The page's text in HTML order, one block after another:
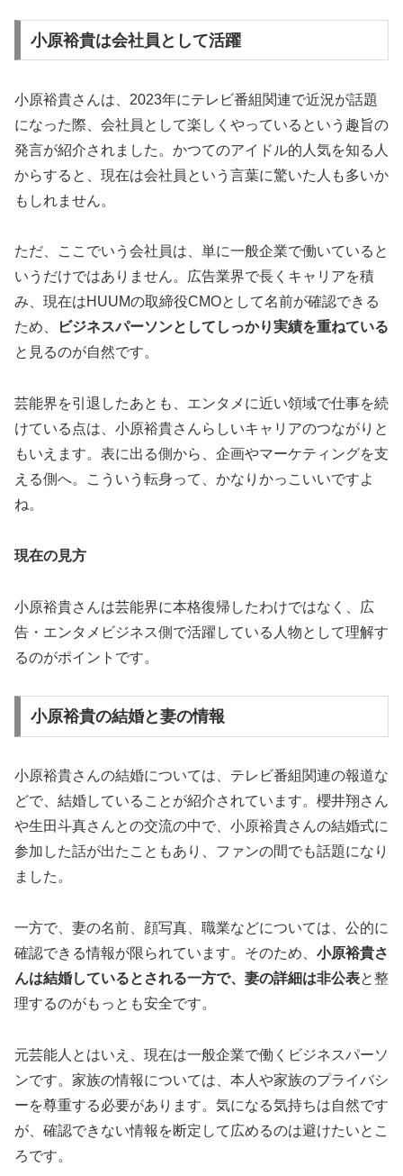
小原裕貴は会社員として活躍
小原裕貴さんは、2023年にテレビ番組関連で近況が話題
になった際、会社員として楽しくやっているという趣旨の
発言が紹介されました。かつてのアイドル的人気を知る人
からすると、現在は会社員という言葉に驚いた人も多いか
もしれません。
ただ、ここでいう会社員は、単に一般企業で働いていると
いうだけではありません。広告業界で長くキャリアを積
み、現在はHUUMの取締役CMOとして名前が確認できる
ため、
ビジネスパーソンとしてしっかり実績を重ねている
と見るのが自然です。
芸能界を引退したあとも、エンタメに近い領域で仕事を続
けている点は、小原裕貴さんらしいキャリアのつながりと
もいえます。表に出る側から、企画やマーケティングを支
える側へ。こういう転身って、かなりかっこいいですよ
ね。
現在の見方
小原裕貴さんは芸能界に本格復帰したわけではなく、広
告・エンタメビジネス側で活躍している人物として理解す
るのがポイントです。
小原裕貴の結婚と妻の情報
小原裕貴さんの結婚については、テレビ番組関連の報道な
どで、結婚していることが紹介されています。櫻井翔さん
や生田斗真さんとの交流の中で、小原裕貴さんの結婚式に
参加した話が出たこともあり、ファンの間でも話題になり
ました。
一方で、妻の名前、顔写真、職業などについては、公的に
確認できる情報が限られています。そのため、 小原裕貴さ
んは結婚しているとされる一方で、妻の詳細は非公表と整
理するのがもっとも安全です。
元芸能人とはいえ、現在は一般企業で働くビジネスパーソ
ンです。家族の情報については、本人や家族のプライバシ
ーを尊重する必要があります。気になる気持ちは自然です
が、確認できない情報を断定して広めるのは避けたいとこ
ろです。